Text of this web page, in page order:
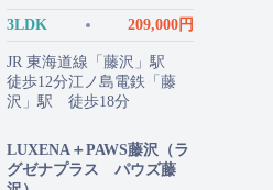
3LDK 209,000円
JR 東海道線「藤沢」駅
徒歩12分江ノ島電鉄「藤
沢」駅 徒歩18分
LUXENA＋PAWS藤沢（ラ
グゼナプラス パウズ藤